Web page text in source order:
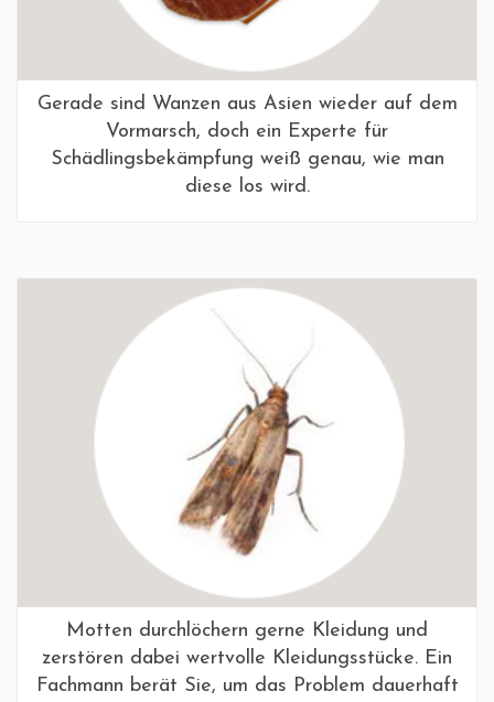
Gerade sind Wanzen aus Asien wieder auf dem
Vormarsch, doch ein Experte für
Schädlingsbekämpfung weiß genau, wie man
diese los wird.
Motten durchlöchern gerne Kleidung und
zerstören dabei wertvolle Kleidungsstücke. Ein
Fachmann berät Sie, um das Problem dauerhaft